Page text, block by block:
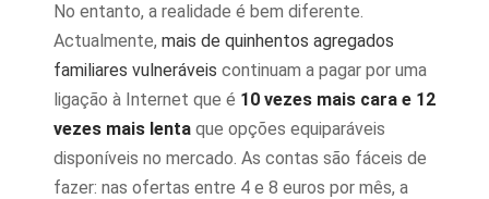
No entanto, a realidade é bem diferente.
Actualmente, mais de quinhentos agregados
familiares vulneráveis continuam a pagar por uma
ligação à Internet que é 10 vezes mais cara e 12
vezes mais lenta que opções equiparáveis
disponíveis no mercado. As contas são fáceis de
fazer: nas ofertas entre 4 e 8 euros por mês, a